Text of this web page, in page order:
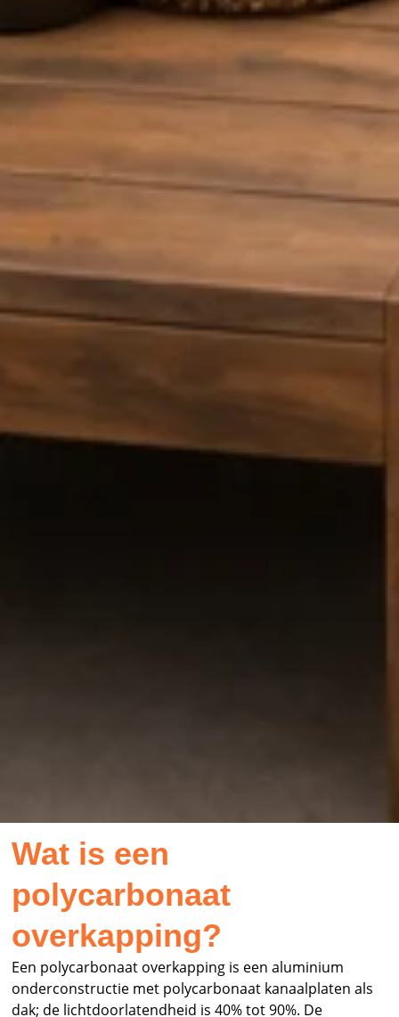
Wat is een
polycarbonaat
overkapping?
Een polycarbonaat overkapping is een aluminium
onderconstructie met polycarbonaat kanaalplaten als
dak; de lichtdoorlatendheid is 40% tot 90%. De